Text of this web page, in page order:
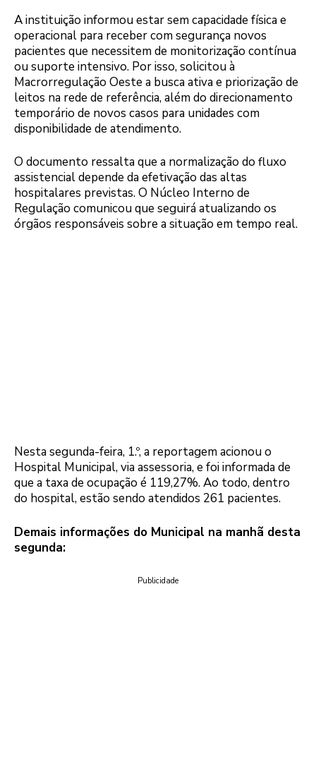
A instituição informou estar sem capacidade física e
operacional para receber com segurança novos
pacientes que necessitem de monitorização contínua
ou suporte intensivo. Por isso, solicitou à
Macrorregulação Oeste a busca ativa e priorização de
leitos na rede de referência, além do direcionamento
temporário de novos casos para unidades com
disponibilidade de atendimento.
O documento ressalta que a normalização do fluxo
assistencial depende da efetivação das altas
hospitalares previstas. O Núcleo Interno de
Regulação comunicou que seguirá atualizando os
órgãos responsáveis sobre a situação em tempo real.
Nesta segunda-feira, 1.º, a reportagem acionou o
Hospital Municipal, via assessoria, e foi informada de
que a taxa de ocupação é 119,27%. Ao todo, dentro
do hospital, estão sendo atendidos 261 pacientes.
Demais informações do Municipal na manhã desta
segunda:
Publicidade